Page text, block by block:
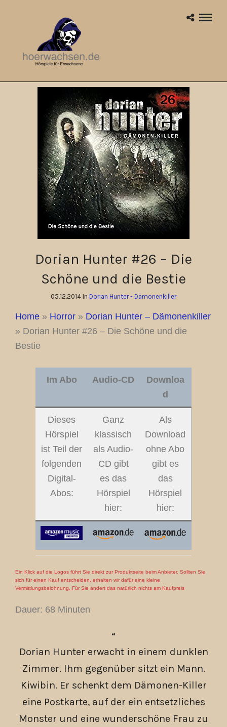
Dorian Hunter #26 – Die
Schöne und die Bestie
05.12.2014 In Dorian Hunter - Dämonenkiller
Home » Horror » Dorian Hunter – Dämonenkiller
» Dorian Hunter #26 – Die Schöne und die
Bestie
Im Abo Audio-CD
Downloa
d
Dieses
Hörspiel
ist Teil der
folgenden
Digital-
Abos:
Ganz
klassisch
als Audio-
CD gibt
es das
Hörspiel
hier:
Als
Download
ohne Abo
gibt es
das
Hörspiel
hier:
Ein Klick auf die Logos führt Sie direkt zur Produktseite beim Anbieter. Sollten Sie
sich für einen Kauf entscheiden, erhalten wir dafür eine kleine
Vermittlungsbelohnung. Für Sie ändert das natürlich nichts am Kaufpreis
Dauer: 68 Minuten
Dorian Hunter erwacht in einem dunklen
Zimmer. Ihm gegenüber sitzt ein Mann.
Kiwibin. Er schenkt dem Dämonen-Killer
eine Postkarte, auf der ein entsetzliches
Monster und eine wunderschöne Frau zu